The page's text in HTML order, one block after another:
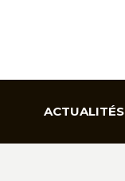
ACTUALITÉS